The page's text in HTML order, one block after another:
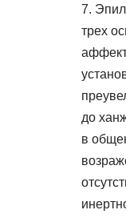
7.
трех
до
в